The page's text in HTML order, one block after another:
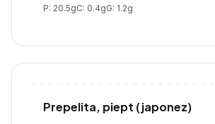
P: 20.5gC: 0.4gG: 1.2g
Prepelita, piept (japonez)